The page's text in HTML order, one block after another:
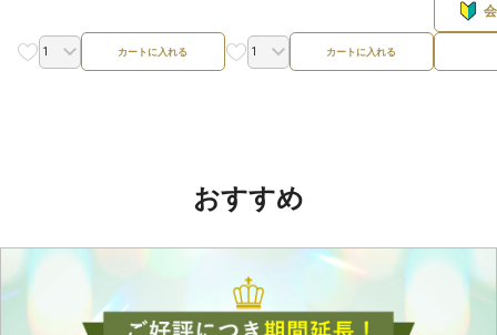
カートに入れる カートに入れる
おすすめ